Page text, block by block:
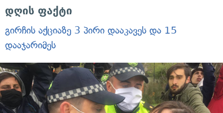
დღის ფაქტი
გირჩის აქციაზე 3 პირი დააკავეს და 15
დააჯარიმეს